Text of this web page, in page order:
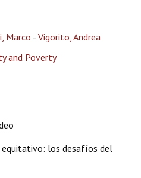
Marco - Vigorito, Andrea
and Poverty
equitativo: los desafíos del